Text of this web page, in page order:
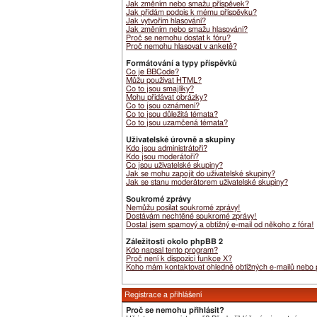
Jak změním nebo smažu příspěvek?
Jak přidám podpis k mému příspěvku?
Jak vytvořím hlasování?
Jak změním nebo smažu hlasování?
Proč se nemohu dostat k fóru?
Proč nemohu hlasovat v anketě?
Formátování a typy příspěvků
Co je BBCode?
Můžu používat HTML?
Co to jsou smajlíky?
Mohu přidávat obrázky?
Co to jsou oznámení?
Co to jsou důležitá témata?
Co to jsou uzamčená témata?
Uživatelské úrovně a skupiny
Kdo jsou administrátoři?
Kdo jsou moderátoři?
Co jsou uživatelské skupiny?
Jak se mohu zapojit do uživatelské skupiny?
Jak se stanu moderátorem uživatelské skupiny?
Soukromé zprávy
Nemůžu posílat soukromé zprávy!
Dostávám nechtěné soukromé zprávy!
Dostal jsem spamový a obtížný e-mail od někoho z fóra!
Záležitosti okolo phpBB 2
Kdo napsal tento program?
Proč není k dispozici funkce X?
Koho mám kontaktovat ohledně obtížných e-mailů nebo
Registrace a přihlášení
Proč se nemohu přihlásit?